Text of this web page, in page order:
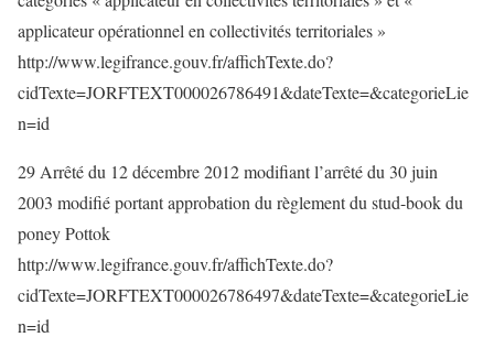
applicateur opérationnel en collectivités territoriales »
http://www.legifrance.gouv.fr/affichTexte.do?
cidTexte=JORFTEXT000026786491&dateTexte=&categorieLie
n=id
29 Arrêté du 12 décembre 2012 modifiant l’arrêté du 30 juin
2003 modifié portant approbation du règlement du stud-book du
poney Pottok
http://www.legifrance.gouv.fr/affichTexte.do?
cidTexte=JORFTEXT000026786497&dateTexte=&categorieLie
n=id